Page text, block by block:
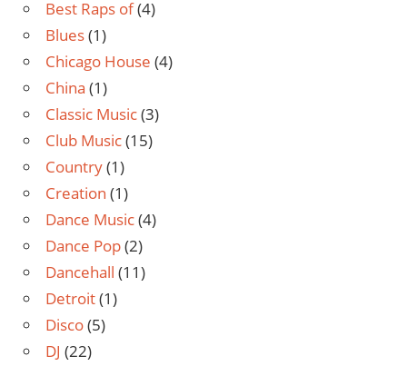
Best Raps of(4)
Blues(1)
Chicago House (4)
China (1)
Classic Music(3)
Club Music(15)
Country(1)
Creation (1)
Dance Music(4)
Dance Pop(2)
Dancehall (11)
Detroit(1)
Disco(5)
DJ (22)